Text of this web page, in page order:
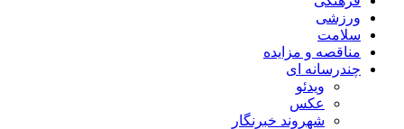
ورزشی
سلامت
مناقصه و مزایده
چندرسانه ای
ویدئو
عکس
شهروند خبرنگار